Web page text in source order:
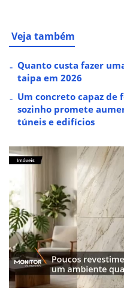
Veja também
Quanto custa fazer
taipa em 2026
Um concreto capaz de
sozinho promete
túneis e edifícios